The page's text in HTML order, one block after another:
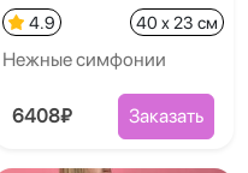
4.9 40 x 23 см
Нежные симфонии
6408₽ Заказать